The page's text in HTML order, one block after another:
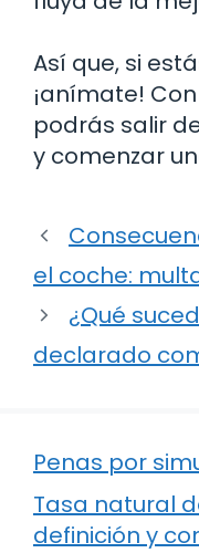
Así que, si
¡anímate!
podrás salir
y comenzar
el coche:
¿Qué
declarado
Penas por
Tasa natural
definición y